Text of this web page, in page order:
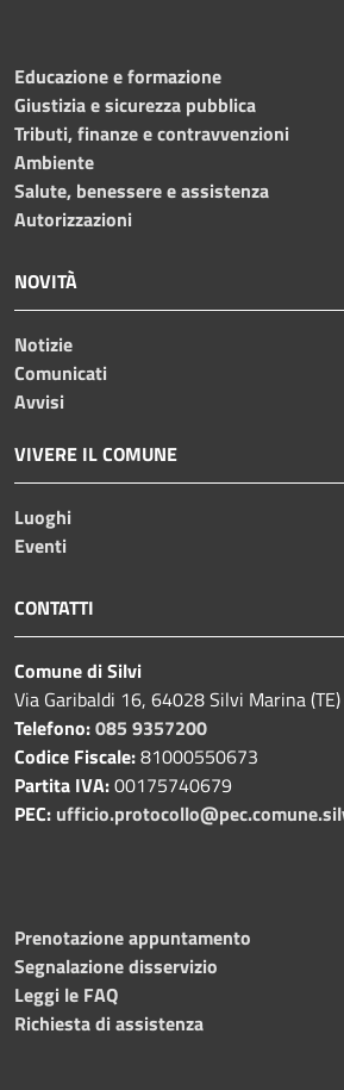
Educazione e formazione
Giustizia e sicurezza pubblica
Tributi, finanze e contravvenzioni
Ambiente
Salute, benessere e assistenza
Autorizzazioni
NOVITÀ
Notizie
Comunicati
Avvisi
VIVERE IL COMUNE
Luoghi
Eventi
CONTATTI
Comune di Silvi
Via Garibaldi 16, 64028 Silvi Marina (TE)
Telefono:085 9357200
Codice Fiscale:81000550673
Partita IVA:00175740679
PEC:
Prenotazione appuntamento
Segnalazione disservizio
Leggi le FAQ
Richiesta di assistenza